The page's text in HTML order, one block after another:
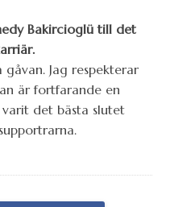
Bakircioglü till det
Jag respekterar
är fortfarande en
det bästa slutet